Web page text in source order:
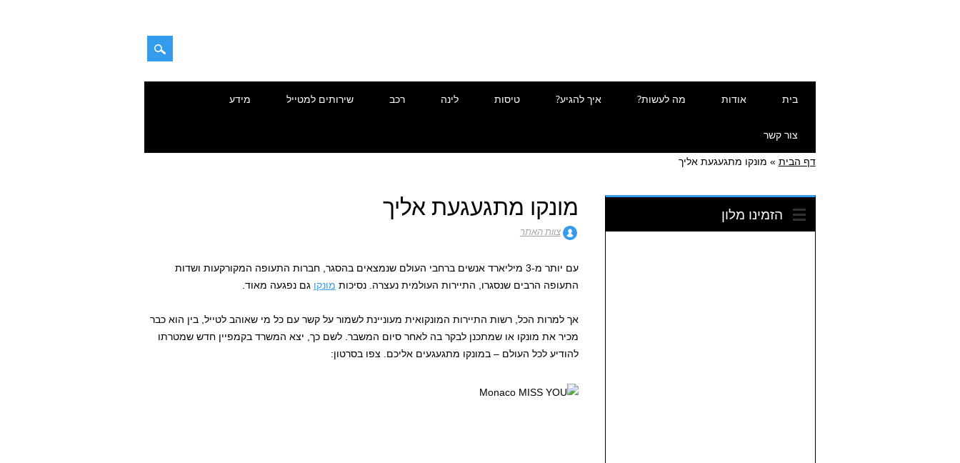
לתוכן
בית אודות מה לעשות? איך להגיע? טיסות לינה רכב שירותים למטייל מידע
צור קשר
דף הבית » מונקו מתגעגעת אליך
מונקו מתגעגעת אליך
צוות האתר
עם יותר מ-3 מיליארד אנשים ברחבי העולם שנמצאים בהסגר, חברות התעופה המקורקעות ושדות
התעופה הרבים שנסגרו, התיירות העולמית נעצרה. נסיכות מונקו גם נפגעה מאוד.
אך למרות הכל, רשות התיירות המונקואית מעוניינת לשמור על קשר עם כל מי שאוהב לטייל, בין הוא כבר
מכיר את מונקו או שמתכנן לבקר בה לאחר סיום המשבר. לשם כך, יצא המשרד בקמפיין חדש שמטרתו
להודיע לכל העולם – במונקו מתגעגעים אליכם. צפו בסרטון:
הזמינו מלון